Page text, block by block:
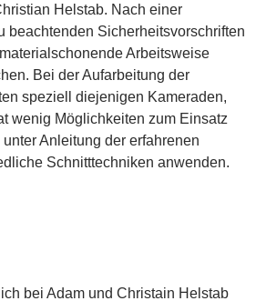
Helstab. Nach einer
beachtenden Sicherheitsvorschriften
Arbeitsweise
Bei der Aufarbeitung der
speziell diejenigen Kameraden,
wenig Möglichkeiten zum Einsatz
Anleitung der erfahrenen
Schnitttechniken anwenden.
bei Adam und Christain Helstab